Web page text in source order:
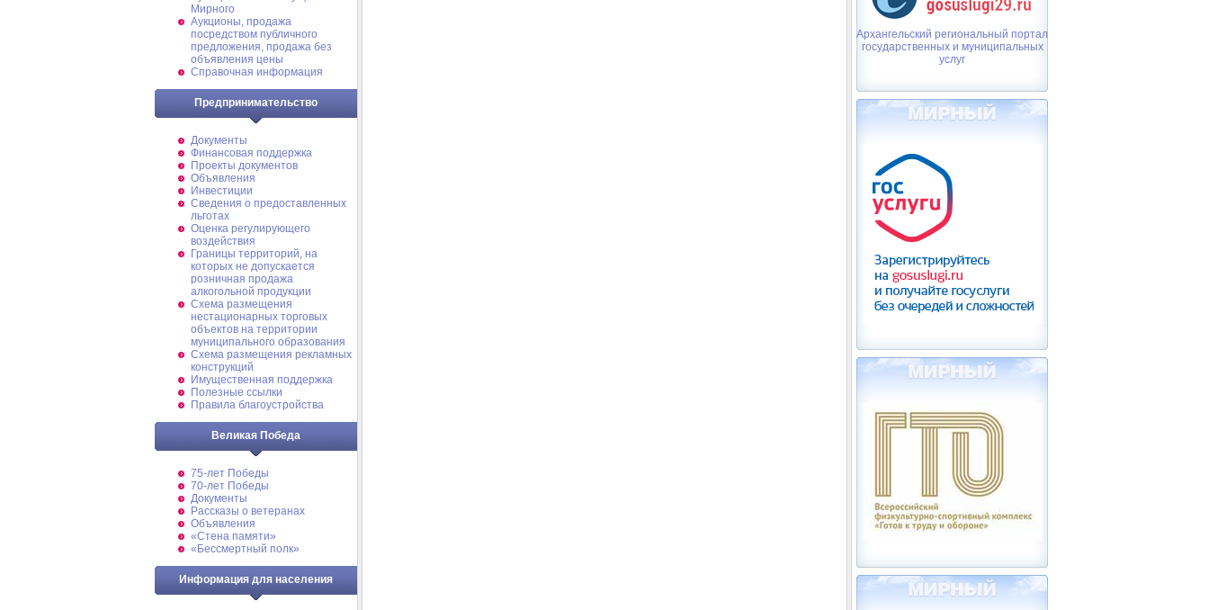
Мирного
Аукционы, продажа
посредством публичного
предложения, продажа без
объявления цены
Справочная информация
Предпринимательство
Документы
Финансовая поддержка
Проекты документов
Объявления
Инвестиции
Сведения о предоставленных
льготах
Оценка регулирующего
воздействия
Границы территорий, на
которых не допускается
розничная продажа
алкогольной продукции
Схема размещения
нестационарных торговых
объектов на территории
муниципального образования
Схема размещения рекламных
конструкций
Имущественная поддержка
Полезные ссылки
Правила благоустройства
Великая Победа
75-лет Победы
70-лет Победы
Документы
Рассказы о ветеранах
Объявления
«Стена памяти»
«Бессмертный полк»
Информация для населения
Архангельский региональный портал
государственных и муниципальных
услуг